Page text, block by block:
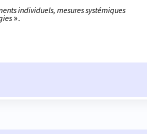
individuels, mesures systémiques
».